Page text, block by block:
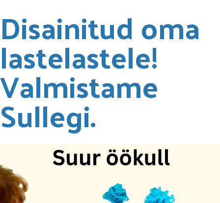
Disainitud oma
lastelastele!
Valmistame
Sullegi.